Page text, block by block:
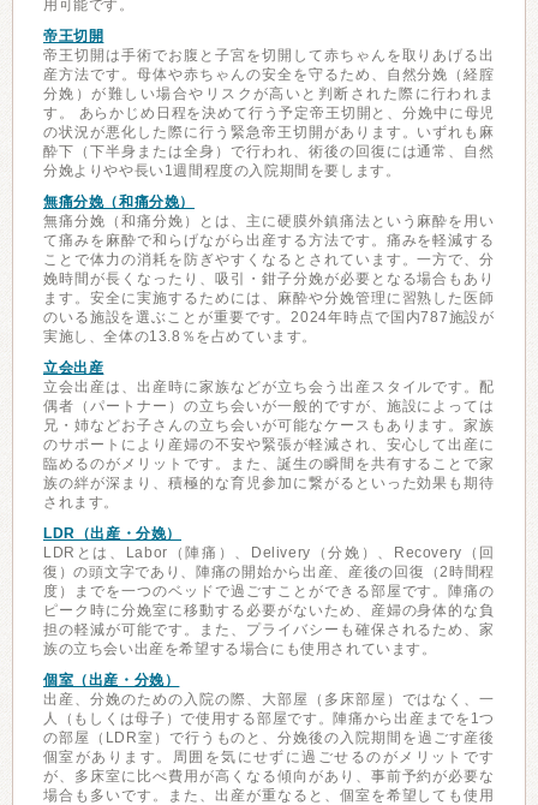
用可能です。
帝王切開
帝王切開は手術でお腹と子宮を切開して赤ちゃんを取りあげる出
産方法です。母体や赤ちゃんの安全を守るため、自然分娩（経腟
分娩）が難しい場合やリスクが高いと判断された際に行われま
す。 あらかじめ日程を決めて行う予定帝王切開と、分娩中に母児
の状況が悪化した際に行う緊急帝王切開があります。いずれも麻
酔下（下半身または全身）で行われ、術後の回復には通常、自然
分娩よりやや長い1週間程度の入院期間を要します。
無痛分娩（和痛分娩）
無痛分娩（和痛分娩）とは、主に硬膜外鎮痛法という麻酔を用い
て痛みを麻酔で和らげながら出産する方法です。痛みを軽減する
ことで体力の消耗を防ぎやすくなるとされています。一方で、分
娩時間が長くなったり、吸引・鉗子分娩が必要となる場合もあり
ます。安全に実施するためには、麻酔や分娩管理に習熟した医師
のいる施設を選ぶことが重要です。2024年時点で国内787施設が
実施し、全体の13.8％を占めています。
立会出産
立会出産は、出産時に家族などが立ち会う出産スタイルです。配
偶者（パートナー）の立ち会いが一般的ですが、施設によっては
兄・姉などお子さんの立ち会いが可能なケースもあります。家族
のサポートにより産婦の不安や緊張が軽減され、安心して出産に
臨めるのがメリットです。また、誕生の瞬間を共有することで家
族の絆が深まり、積極的な育児参加に繋がるといった効果も期待
されます。
LDR（出産・分娩）
LDRとは、Labor（陣痛）、Delivery（分娩）、Recovery（回
復）の頭文字であり、陣痛の開始から出産、産後の回復（2時間程
度）までを一つのベッドで過ごすことができる部屋です。陣痛の
ピーク時に分娩室に移動する必要がないため、産婦の身体的な負
担の軽減が可能です。また、プライバシーも確保されるため、家
族の立ち会い出産を希望する場合にも使用されています。
個室（出産・分娩）
出産、分娩のための入院の際、大部屋（多床部屋）ではなく、一
人（もしくは母子）で使用する部屋です。陣痛から出産までを1つ
の部屋（LDR室）で行うものと、分娩後の入院期間を過ごす産後
個室があります。周囲を気にせずに過ごせるのがメリットです
が、多床室に比べ費用が高くなる傾向があり、事前予約が必要な
場合も多いです。また、出産が重なると、個室を希望しても使用